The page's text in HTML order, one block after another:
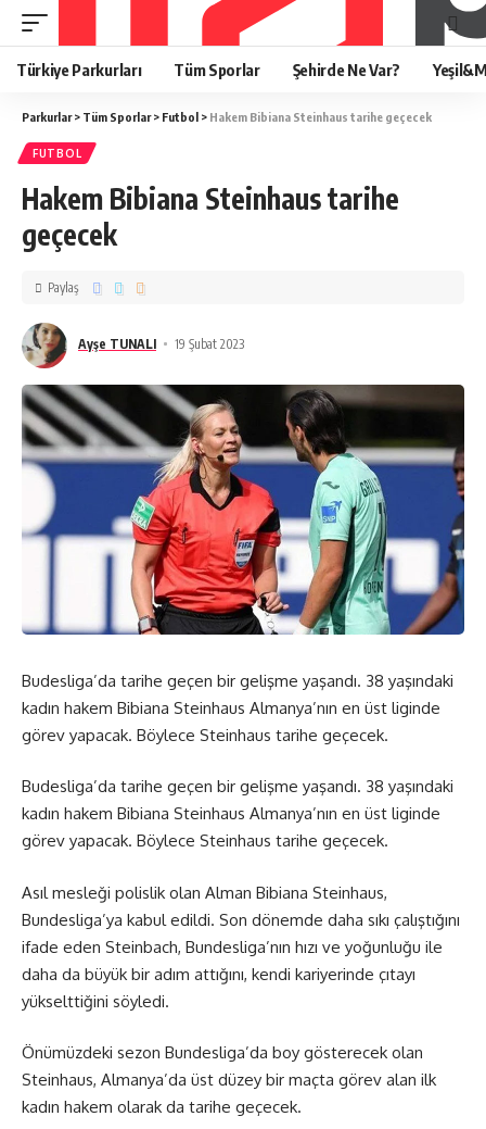
Türkiye Parkurları Tüm Sporlar Şehirde Ne Var?
Parkurlar> Tüm Sporlar> Futbol > Hakem Bibiana Steinhaus tarihe geçecek
FUTBOL
Hakem Bibiana Steinhaus tarihe
geçecek
Ayşe TUNALI 19 Şubat 2023
Paylaş
Budesliga’da tarihe geçen bir gelişme yaşandı. 38 yaşındaki
kadın hakem Bibiana Steinhaus Almanya’nın en üst liginde
görev yapacak. Böylece Steinhaus tarihe geçecek.
Budesliga’da tarihe geçen bir gelişme yaşandı. 38 yaşındaki
kadın hakem Bibiana Steinhaus Almanya’nın en üst liginde
görev yapacak. Böylece Steinhaus tarihe geçecek.
Asıl mesleği polislik olan Alman Bibiana Steinhaus,
Bundesliga’ya kabul edildi. Son dönemde daha sıkı çalıştığını
ifade eden Steinbach, Bundesliga’nın hızı ve yoğunluğu ile
daha da büyük bir adım attığını, kendi kariyerinde çıtayı
yükselttiğini söyledi.
Önümüzdeki sezon Bundesliga’da boy gösterecek olan
Steinhaus, Almanya’da üst düzey bir maçta görev alan ilk
kadın hakem olarak da tarihe geçecek.